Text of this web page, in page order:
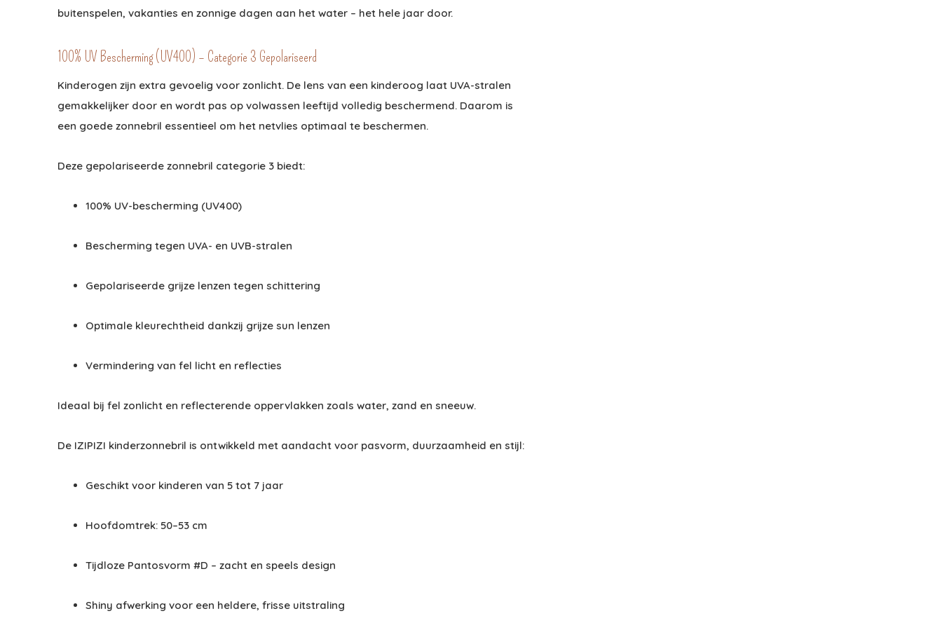
buitenspelen, vakanties en zonnige dagen aan het water – het hele jaar door.
100% UV Bescherming (UV400) – Categorie 3 Gepolariseerd
Kinderogen zijn extra gevoelig voor zonlicht. De lens van een kinderoog laat UVA-stralen
gemakkelijker door en wordt pas op volwassen leeftijd volledig beschermend. Daarom is
een goede zonnebril essentieel om het netvlies optimaal te beschermen.
Deze gepolariseerde zonnebril categorie 3 biedt:
100% UV-bescherming (UV400)
Bescherming tegen UVA- en UVB-stralen
Gepolariseerde grijze lenzen tegen schittering
Optimale kleurechtheid dankzij grijze sun lenzen
Vermindering van fel licht en reflecties
Ideaal bij fel zonlicht en reflecterende oppervlakken zoals water, zand en sneeuw.
De IZIPIZI kinderzonnebril is ontwikkeld met aandacht voor pasvorm, duurzaamheid en stijl:
Geschikt voor kinderen van 5 tot 7 jaar
Hoofdomtrek: 50–53 cm
Tijdloze Pantosvorm #D – zacht en speels design
Shiny afwerking voor een heldere, frisse uitstraling